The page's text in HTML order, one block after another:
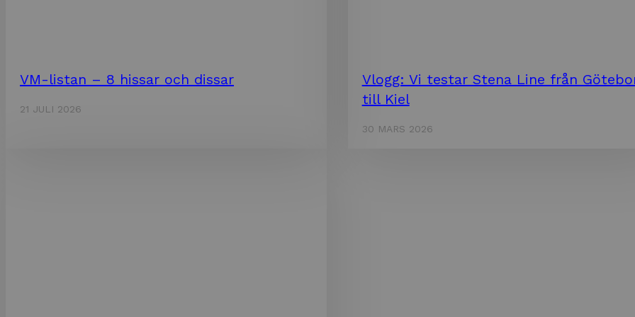
VM-listan – 8 hissar och dissar
21 JULI 2026
Vlogg: Vi testar Stena Line från
till Kiel
30 MARS 2026